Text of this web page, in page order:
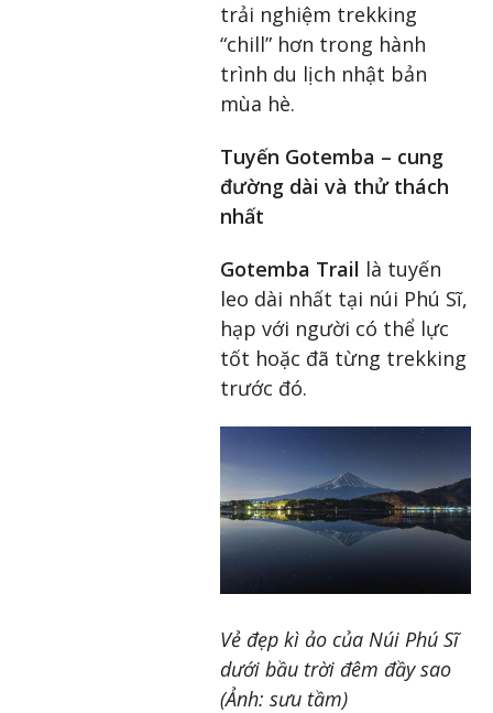
trải nghiệm trekking
“chill” hơn trong hành
trình du lịch nhật bản
mùa hè.
Tuyến Gotemba – cung
đường dài và thử thách
nhất
Gotemba Trail là tuyến
leo dài nhất tại núi Phú Sĩ,
hạp với người có thể lực
tốt hoặc đã từng trekking
trước đó.
Vẻ đẹp kì ảo của Núi Phú Sĩ
dưới bầu trời đêm đầy sao
(Ảnh: sưu tầm)